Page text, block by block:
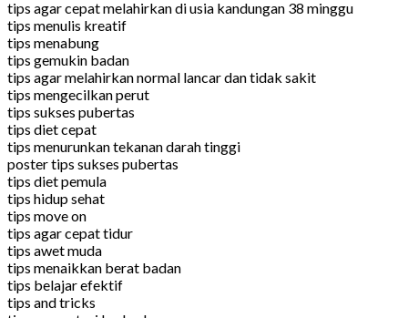
tips agar cepat melahirkan di usia kandungan 38 minggu
tips menulis kreatif
tips menabung
tips gemukin badan
tips agar melahirkan normal lancar dan tidak sakit
tips mengecilkan perut
tips sukses pubertas
tips diet cepat
tips menurunkan tekanan darah tinggi
poster tips sukses pubertas
tips diet pemula
tips hidup sehat
tips move on
tips agar cepat tidur
tips awet muda
tips menaikkan berat badan
tips belajar efektif
tips and tricks